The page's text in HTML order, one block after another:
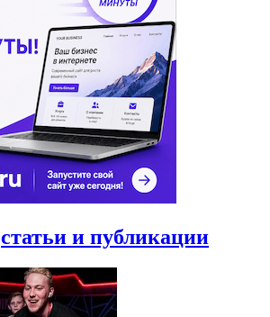
статьи и публикации